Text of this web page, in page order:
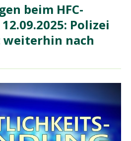
beim HFC-
Polizei
nach